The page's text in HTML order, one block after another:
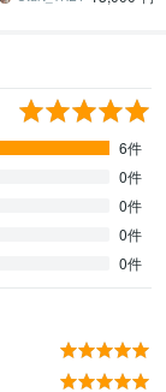
6件
0件
0件
0件
0件